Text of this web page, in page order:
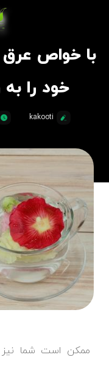
با خواص
خود را
kakooti
ممکن است شما نیز